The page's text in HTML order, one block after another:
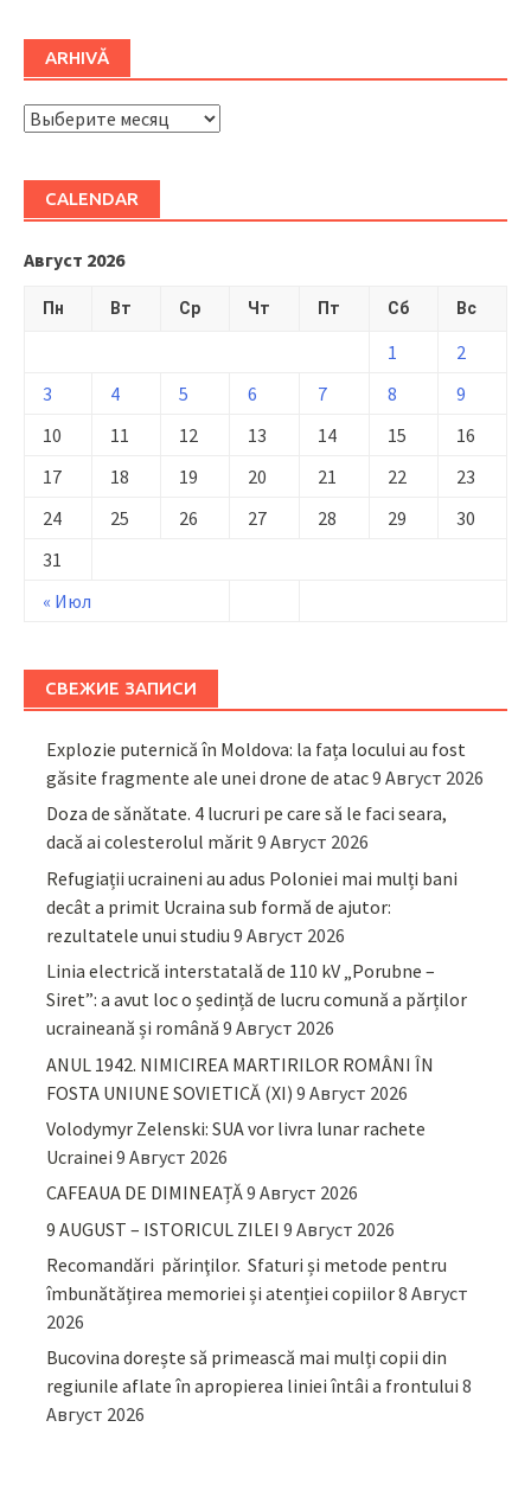
ARHIVĂ
ARHIVĂ
CALENDAR
Август 2026
Пн Вт Ср Чт Пт Сб Вс
« Июл
1
2
3
4 5 6 7 8
9
10
11 12 13 14 15
16
17
18 19 20 21 22
23
24
25 26 27 28 29
30
31
СВЕЖИЕ ЗАПИСИ
Explozie puternică în Moldova: la fața locului au fost
găsite fragmente ale unei drone de atac9 Август 2026
Doza de sănătate. 4 lucruri pe care să le faci seara,
dacă ai colesterolul mărit9 Август 2026
Refugiații ucraineni au adus Poloniei mai mulți bani
decât a primit Ucraina sub formă de ajutor:
rezultatele unui studiu 9 Август 2026
Linia electrică interstatală de 110 kV „Porubne –
Siret”: a avut loc o ședință de lucru comună a părților
ucraineană și română 9 Август 2026
ANUL 1942. NIMICIREA MARTIRILOR ROMÂNI ÎN
FOSTA UNIUNE SOVIETICĂ (XI) 9 Август 2026
Volodymyr Zelenski: SUA vor livra lunar rachete
Ucrainei 9 Август 2026
CAFEAUA DE DIMINEAȚĂ9 Август 2026
9 AUGUST – ISTORICUL ZILEI 9 Август 2026
Recomandări părinţilor. Sfaturi și metode pentru
îmbunătățirea memoriei și atenției copiilor8 Август
2026
Bucovina dorește să primească mai mulți copii din
regiunile aflate în apropierea liniei întâi a frontului 8
Август 2026